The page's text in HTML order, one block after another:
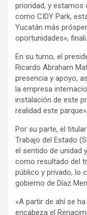
prioridad, y estamos
como CIDY Park,
Yucatán más
oportunidades»,
En su turno, el
Ricardo Abraham
presencia y apoyo,
la empresa
instalación de este
realidad este
Por su parte, el
Trabajo del Estado
el sentido de unidad
como resultado del
público y privado, lo
gobierno de Díaz
«A partir de ahí se
encabeza el